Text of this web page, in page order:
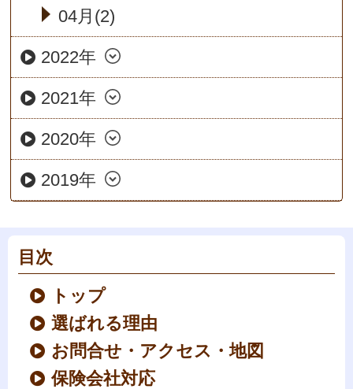
04月(2)
2022年
2021年
2020年
2019年
目次
トップ
選ばれる理由
お問合せ・アクセス・地図
保険会社対応